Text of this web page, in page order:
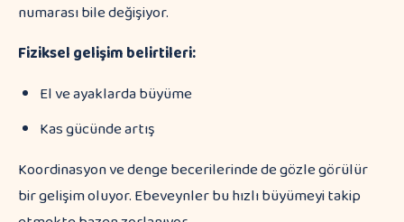
numarası bile değişiyor.
Fiziksel gelişim belirtileri:
El ve ayaklarda büyüme
Kas gücünde artış
Koordinasyon ve denge becerilerinde de gözle görülür
bir gelişim oluyor. Ebeveynler bu hızlı büyümeyi takip